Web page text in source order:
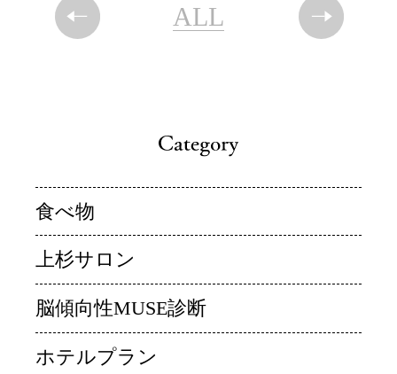
ALL
食べ物
上杉サロン
脳傾向性MUSE診断
ホテルプラン